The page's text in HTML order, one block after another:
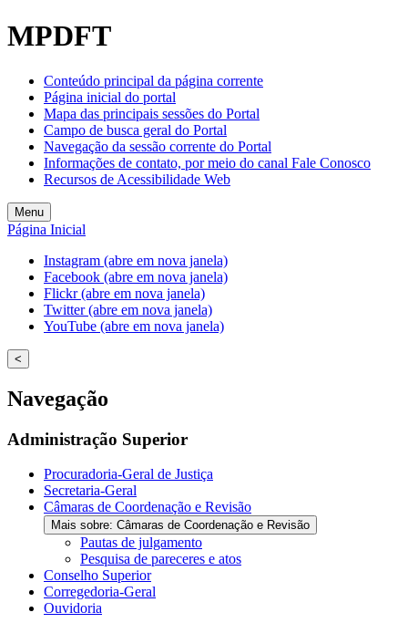
Welcome
to
One
Accessibility
screen
reader.
start
All
in
One
Accessibility
screen
reader,
press
"Ctrl
/".
This
shortcut
activates
screen
help
navigate
content.
MPDFT
Conteúdo principal da página corrente
Página inicial do portal
Mapa das principais sessões do Portal
Campo de busca geral do Portal
Navegação da sessão corrente do Portal
Informações de contato, por meio do canal Fale Conosco
Recursos de Acessibilidade Web
Menu
Página Inicial
Instagram (abre em nova janela)
Facebook (abre em nova janela)
Flickr (abre em nova janela)
Twitter (abre em nova janela)
YouTube (abre em nova janela)
<
Navegação
Administração Superior
Procuradoria-Geral de Justiça
Secretaria-Geral
Câmaras de Coordenação e Revisão
Mais sobre: Câmaras de Coordenação e Revisão
Pautas de julgamento
Pesquisa de pareceres e atos
Conselho Superior
Corregedoria-Geral
Ouvidoria